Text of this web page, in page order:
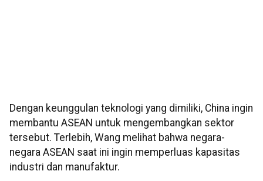
Dengan keunggulan teknologi yang dimiliki, China ingin
membantu ASEAN untuk mengembangkan sektor
tersebut. Terlebih, Wang melihat bahwa negara-
negara ASEAN saat ini ingin memperluas kapasitas
industri dan manufaktur.